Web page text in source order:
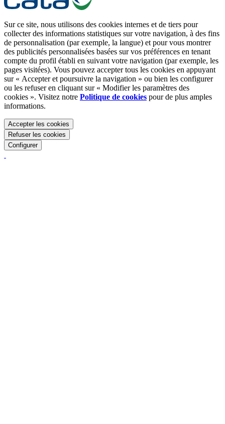
Sur ce site, nous utilisons des cookies internes et de tiers pour
collecter des informations statistiques sur votre navigation, à des fins
de personnalisation (par exemple, la langue) et pour vous montrer
des publicités personnalisées basées sur vos préférences en tenant
compte du profil établi en suivant votre navigation (par exemple, les
pages visitées). Vous pouvez accepter tous les cookies en appuyant
sur « Accepter et poursuivre la navigation » ou bien les configurer
ou les refuser en cliquant sur « Modifier les paramètres des
cookies ». Visitez notre Politique de cookies pour de plus amples
informations.
Accepter les cookies
Refuser les cookies
Configurer